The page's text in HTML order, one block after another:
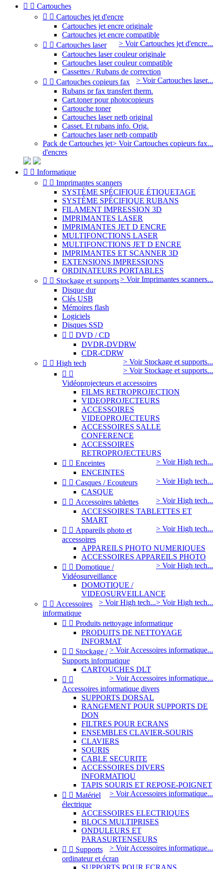
  Cartouches
  Cartouches jet d'encre
Cartouches jet encre originale
Cartouches jet encre compatible
> Voir Cartouches jet d'encre...
  Cartouches laser
Cartouches laser couleur originale
Cartouches laser couleur compatible
Cassettes / Rubans de correction
> Voir Cartouches laser...
  Cartouches copieurs fax
Rubans pr fax transfert therm.
Cart.toner pour photocopieurs
Cartouche toner
Cartouches laser netb original
Casset. Et rubans info. Orig.
Cartouches laser netb compatib
> Voir Cartouches copieurs fax...
Pack de Cartouches jet
d'encres
  Informatique
  Imprimantes scanners
SYSTÈME SPÉCIFIQUE ÉTIQUETAGE
SYSTÈME SPÉCIFIQUE RUBANS
FILAMENT IMPRESSION 3D
IMPRIMANTES LASER
IMPRIMANTES JET D ENCRE
MULTIFONCTIONS LASER
MULTIFONCTIONS JET D ENCRE
IMPRIMANTES ET SCANNER 3D
EXTENSIONS IMPRESSIONS
ORDINATEURS PORTABLES
> Voir Imprimantes scanners...
  Stockage et supports
Disque dur
Clés USB
Mémoires flash
Logiciels
Disques SSD
  DVD / CD
DVDR-DVDRW
CDR-CDRW
> Voir Stockage et supports...
> Voir Stockage et supports...
  High tech
 
Vidéoprojecteurs et accessoires
FILMS RETROPROJECTION
VIDEOPROJECTEURS
ACCESSOIRES
VIDEOPROJECTEURS
ACCESSOIRES SALLE
CONFERENCE
ACCESSOIRES
RETROPROJECTEURS
> Voir High tech...
  Enceintes
ENCEINTES
> Voir High tech...
  Casques / Ecouteurs
CASQUE
> Voir High tech...
  Accessoires tablettes
ACCESSOIRES TABLETTES ET
SMART
> Voir High tech...
  Appareils photo et
accessoires
APPAREILS PHOTO NUMERIQUES
ACCESSOIRES APPAREILS PHOTO
> Voir High tech...
  Domotique /
Vidéosurveillance
DOMOTIQUE /
VIDEOSURVEILLANCE
> Voir High tech...
> Voir High tech...
  Accessoires
informatique
  Produits nettoyage informatique
PRODUITS DE NETTOYAGE
INFORMAT
> Voir Accessoires informatique...
  Stockage /
Supports informatique
CARTOUCHES DLT
> Voir Accessoires informatique...
 
Accessoires informatique divers
SUPPORTS DORSAL
RANGEMENT POUR SUPPORTS DE
DON
FILTRES POUR ECRANS
ENSEMBLES CLAVIER-SOURIS
CLAVIERS
SOURIS
CABLE SECURITE
ACCESSOIRES DIVERS
INFORMATIQU
TAPIS SOURIS ET REPOSE-POIGNET
> Voir Accessoires informatique...
  Matériel
électrique
ACCESSOIRES ELECTRIQUES
BLOCS MULTIPRISES
ONDULEURS ET
PARASURTENSEURS
> Voir Accessoires informatique...
  Supports
ordinateur et écran